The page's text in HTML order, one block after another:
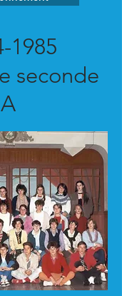
1985
seconde
A